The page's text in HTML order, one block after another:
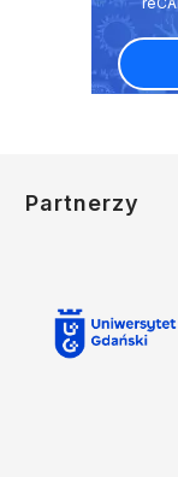
Partnerzy